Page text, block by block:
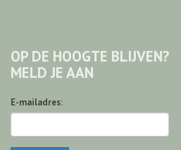
OP DE HOOGTE BLIJVEN?
MELD JE AAN
E-mailadres: